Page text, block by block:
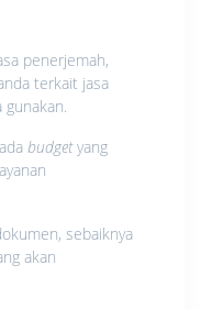
penerjemah,
terkait jasa
budgetyang
sebaiknya
akan